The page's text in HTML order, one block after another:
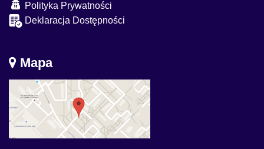
Polityka Prywatności
Deklaracja Dostępności
Mapa